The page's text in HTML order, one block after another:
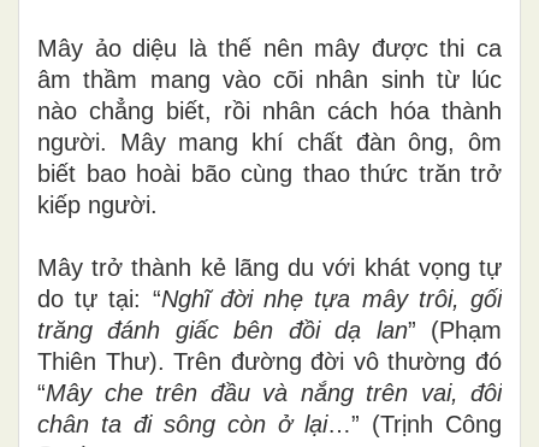
Mây ảo diệu là thế nên mây được thi ca
âm thầm mang vào cõi nhân sinh từ lúc
nào chẳng biết, rồi nhân cách hóa thành
người. Mây mang khí chất đàn ông, ôm
biết bao hoài bão cùng thao thức trăn trở
kiếp người.
Mây trở thành kẻ lãng du với khát vọng tự
do tự tại: “Nghĩ đời nhẹ tựa mây trôi, gối
trăng đánh giấc bên đồi dạ lan” (Phạm
Thiên Thư). Trên đường đời vô thường đó
“Mây che trên đầu và nắng trên vai, đôi
chân ta đi sông còn ở lại…” (Trịnh Công